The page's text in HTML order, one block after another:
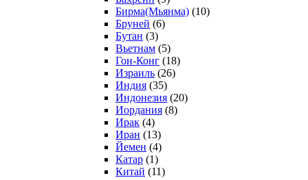
Бирма(Мьянма) (10)
Бруней (6)
Бутан (3)
Вьетнам (5)
Гон-Конг (18)
Израиль (26)
Индия (35)
Индонезия (20)
Иордания (8)
Ирак (4)
Иран (13)
Йемен (4)
Катар (1)
Китай (11)